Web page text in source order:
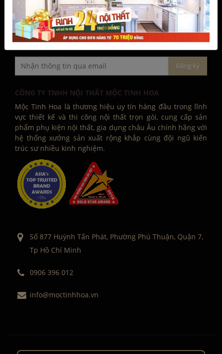
CÔNG TY TNHH NỘI THẤT MỘC TINH HOA
Mộc Tinh Hoa là thương hiệu uy tín hàng đầu trong lĩnh
vực thiết kế và thi công nội thất trọn gói, cung cấp sản
phẩm phụ kiện nội thất, gia dụng châu Âu chính hãng với
hệ thống xưởng sản xuất rộng khắp cùng đội ngũ kiến
trúc sư nhiều kinh nghiệm.
Số 877 Huỳnh Tấn Phát, Phường Phú Thuận, Quận 7,
Tp Hồ Chí Minh
0906 396 012
info@moctinhhoa.vn